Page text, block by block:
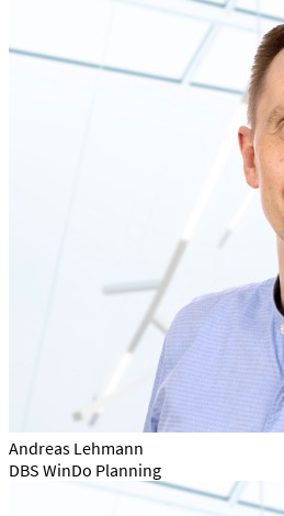
Andreas Lehmann
DBS WinDo Planning